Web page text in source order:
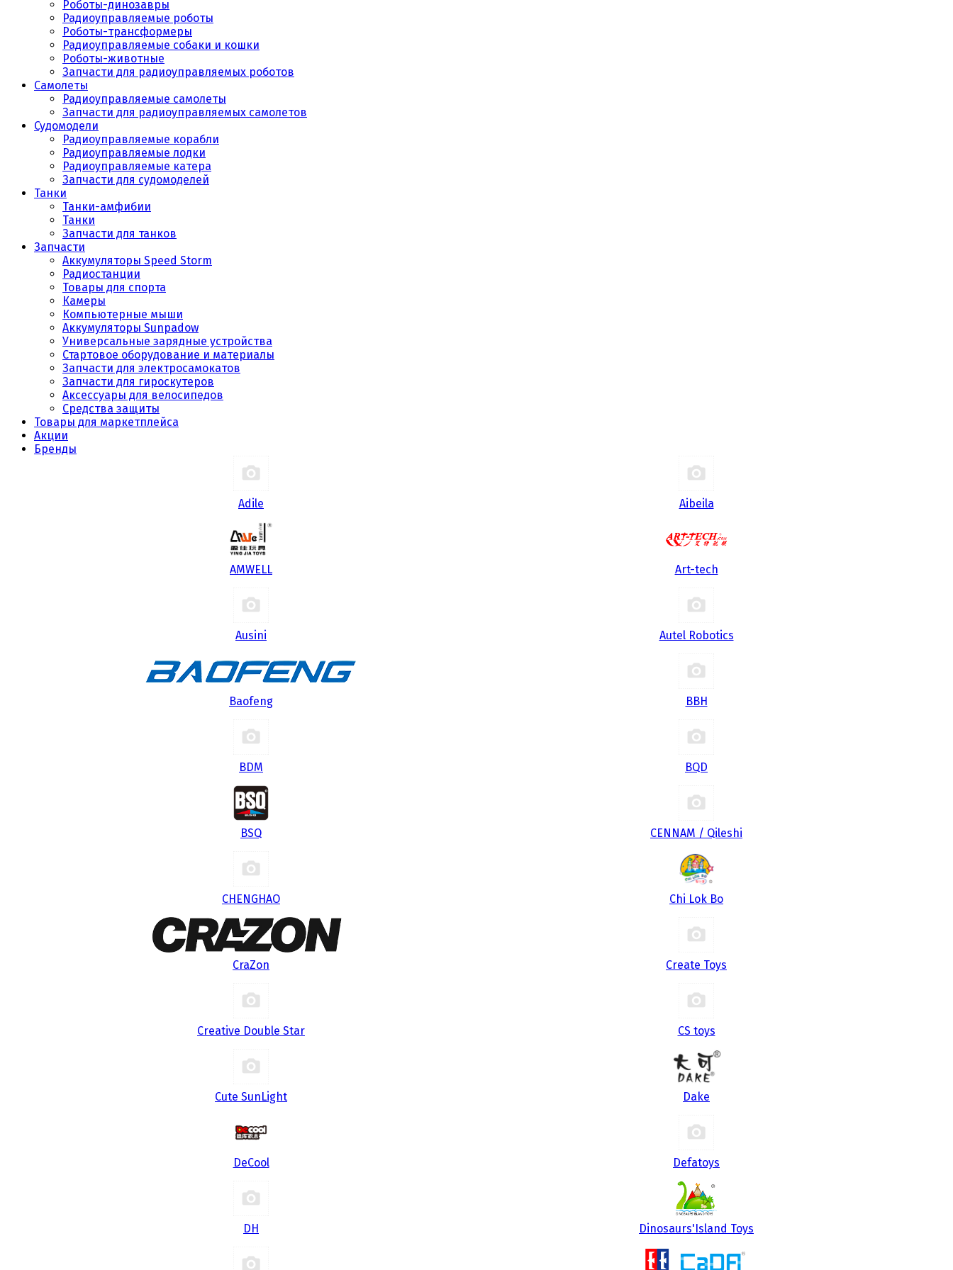
Роботы-динозавры
Радиоуправляемые роботы
Роботы-трансформеры
Радиоуправляемые собаки и кошки
Роботы-животные
Запчасти для радиоуправляемых роботов
Самолеты
Радиоуправляемые самолеты
Запчасти для радиоуправляемых самолетов
Судомодели
Радиоуправляемые корабли
Радиоуправляемые лодки
Радиоуправляемые катера
Запчасти для судомоделей
Танки
Танки-амфибии
Танки
Запчасти для танков
Запчасти
Аккумуляторы Speed Storm
Радиостанции
Товары для спорта
Камеры
Компьютерные мыши
Аккумуляторы Sunpadow
Универсальные зарядные устройства
Стартовое оборудование и материалы
Запчасти для электросамокатов
Запчасти для гироскутеров
Аксессуары для велосипедов
Средства защиты
Товары для маркетплейса
Акции
Бренды
Adile Aibeila
AMWELL Art-tech
Ausini Autel Robotics
Baofeng BBH
BDM BQD
BSQ CENNAM / Qileshi
CHENGHAO Chi Lok Bo
CraZon Create Toys
Creative Double Star CS toys
Cute SunLight Dake
DeCool Defatoys
DH Dinosaurs'Island Toys